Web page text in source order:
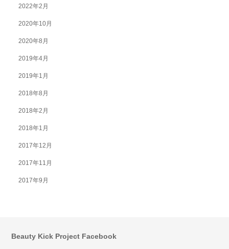
2022年2月
2020年10月
2020年8月
2019年4月
2019年1月
2018年8月
2018年2月
2018年1月
2017年12月
2017年11月
2017年9月
Beauty Kick Project Facebook